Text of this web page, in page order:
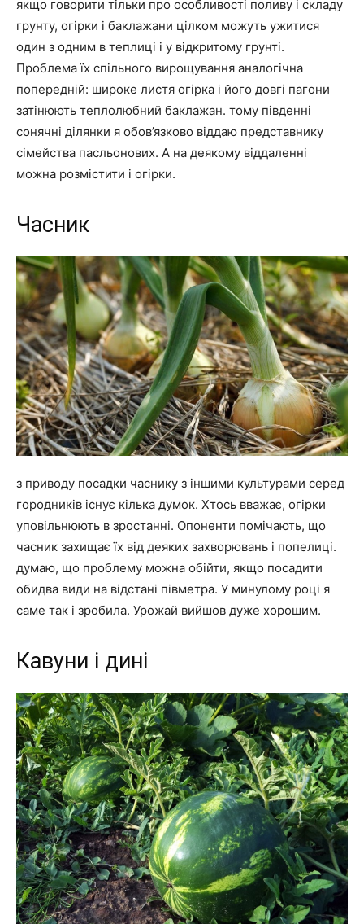
якщо говорити тільки про особливості поливу і складу
грунту, огірки і баклажани цілком можуть ужитися
один з одним в теплиці і у відкритому грунті.
Проблема їх спільного вирощування аналогічна
попередній: широке листя огірка і його довгі пагони
затінюють теплолюбний баклажан. тому південні
сонячні ділянки я обов’язково віддаю представнику
сімейства пасльонових. А на деякому віддаленні
можна розмістити і огірки.
Часник
з приводу посадки часнику з іншими культурами серед
городників існує кілька думок. Хтось вважає, огірки
уповільнюють в зростанні. Опоненти помічають, що
часник захищає їх від деяких захворювань і попелиці.
думаю, що проблему можна обійти, якщо посадити
обидва види на відстані півметра. У минулому році я
саме так і зробила. Урожай вийшов дуже хорошим.
Кавуни і дині